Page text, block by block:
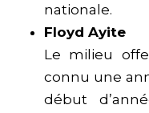
nationale.
Floyd Ayite
Le milieu
connu une
début